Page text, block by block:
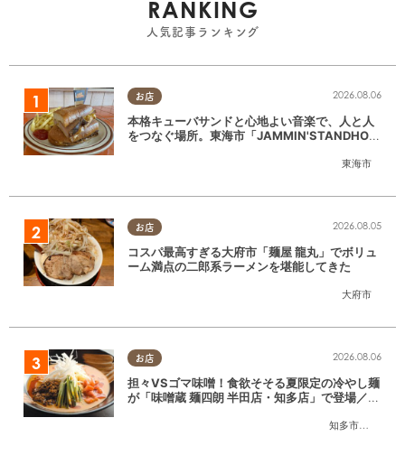
RANKING
人気記事ランキング
お店
東海市
2026.08.06
本格キューバサンドと心地よい音楽で、人と人
をつなぐ場所。東海市「JAMMIN'STANDHOU
お店
大府市
2026.08.05
コスパ最高すぎる大府市「麺屋 龍丸」でボリュ
ーム満点の二郎系ラーメンを堪能してきた
お店
知多市
,半田市
2026.08.06
担々VSゴマ味噌！食欲そそる夏限定の冷やし麺
が「味噌蔵 麺四朗 半田店・知多店」で登場／ち